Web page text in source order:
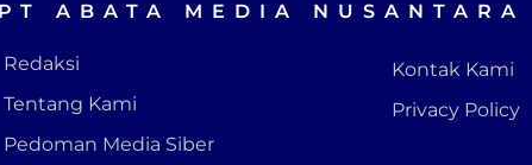
PT ABATA MEDIA NUSANTARA
Redaksi
Tentang Kami
Pedoman Media Siber
Kontak Kami
Privacy Policy